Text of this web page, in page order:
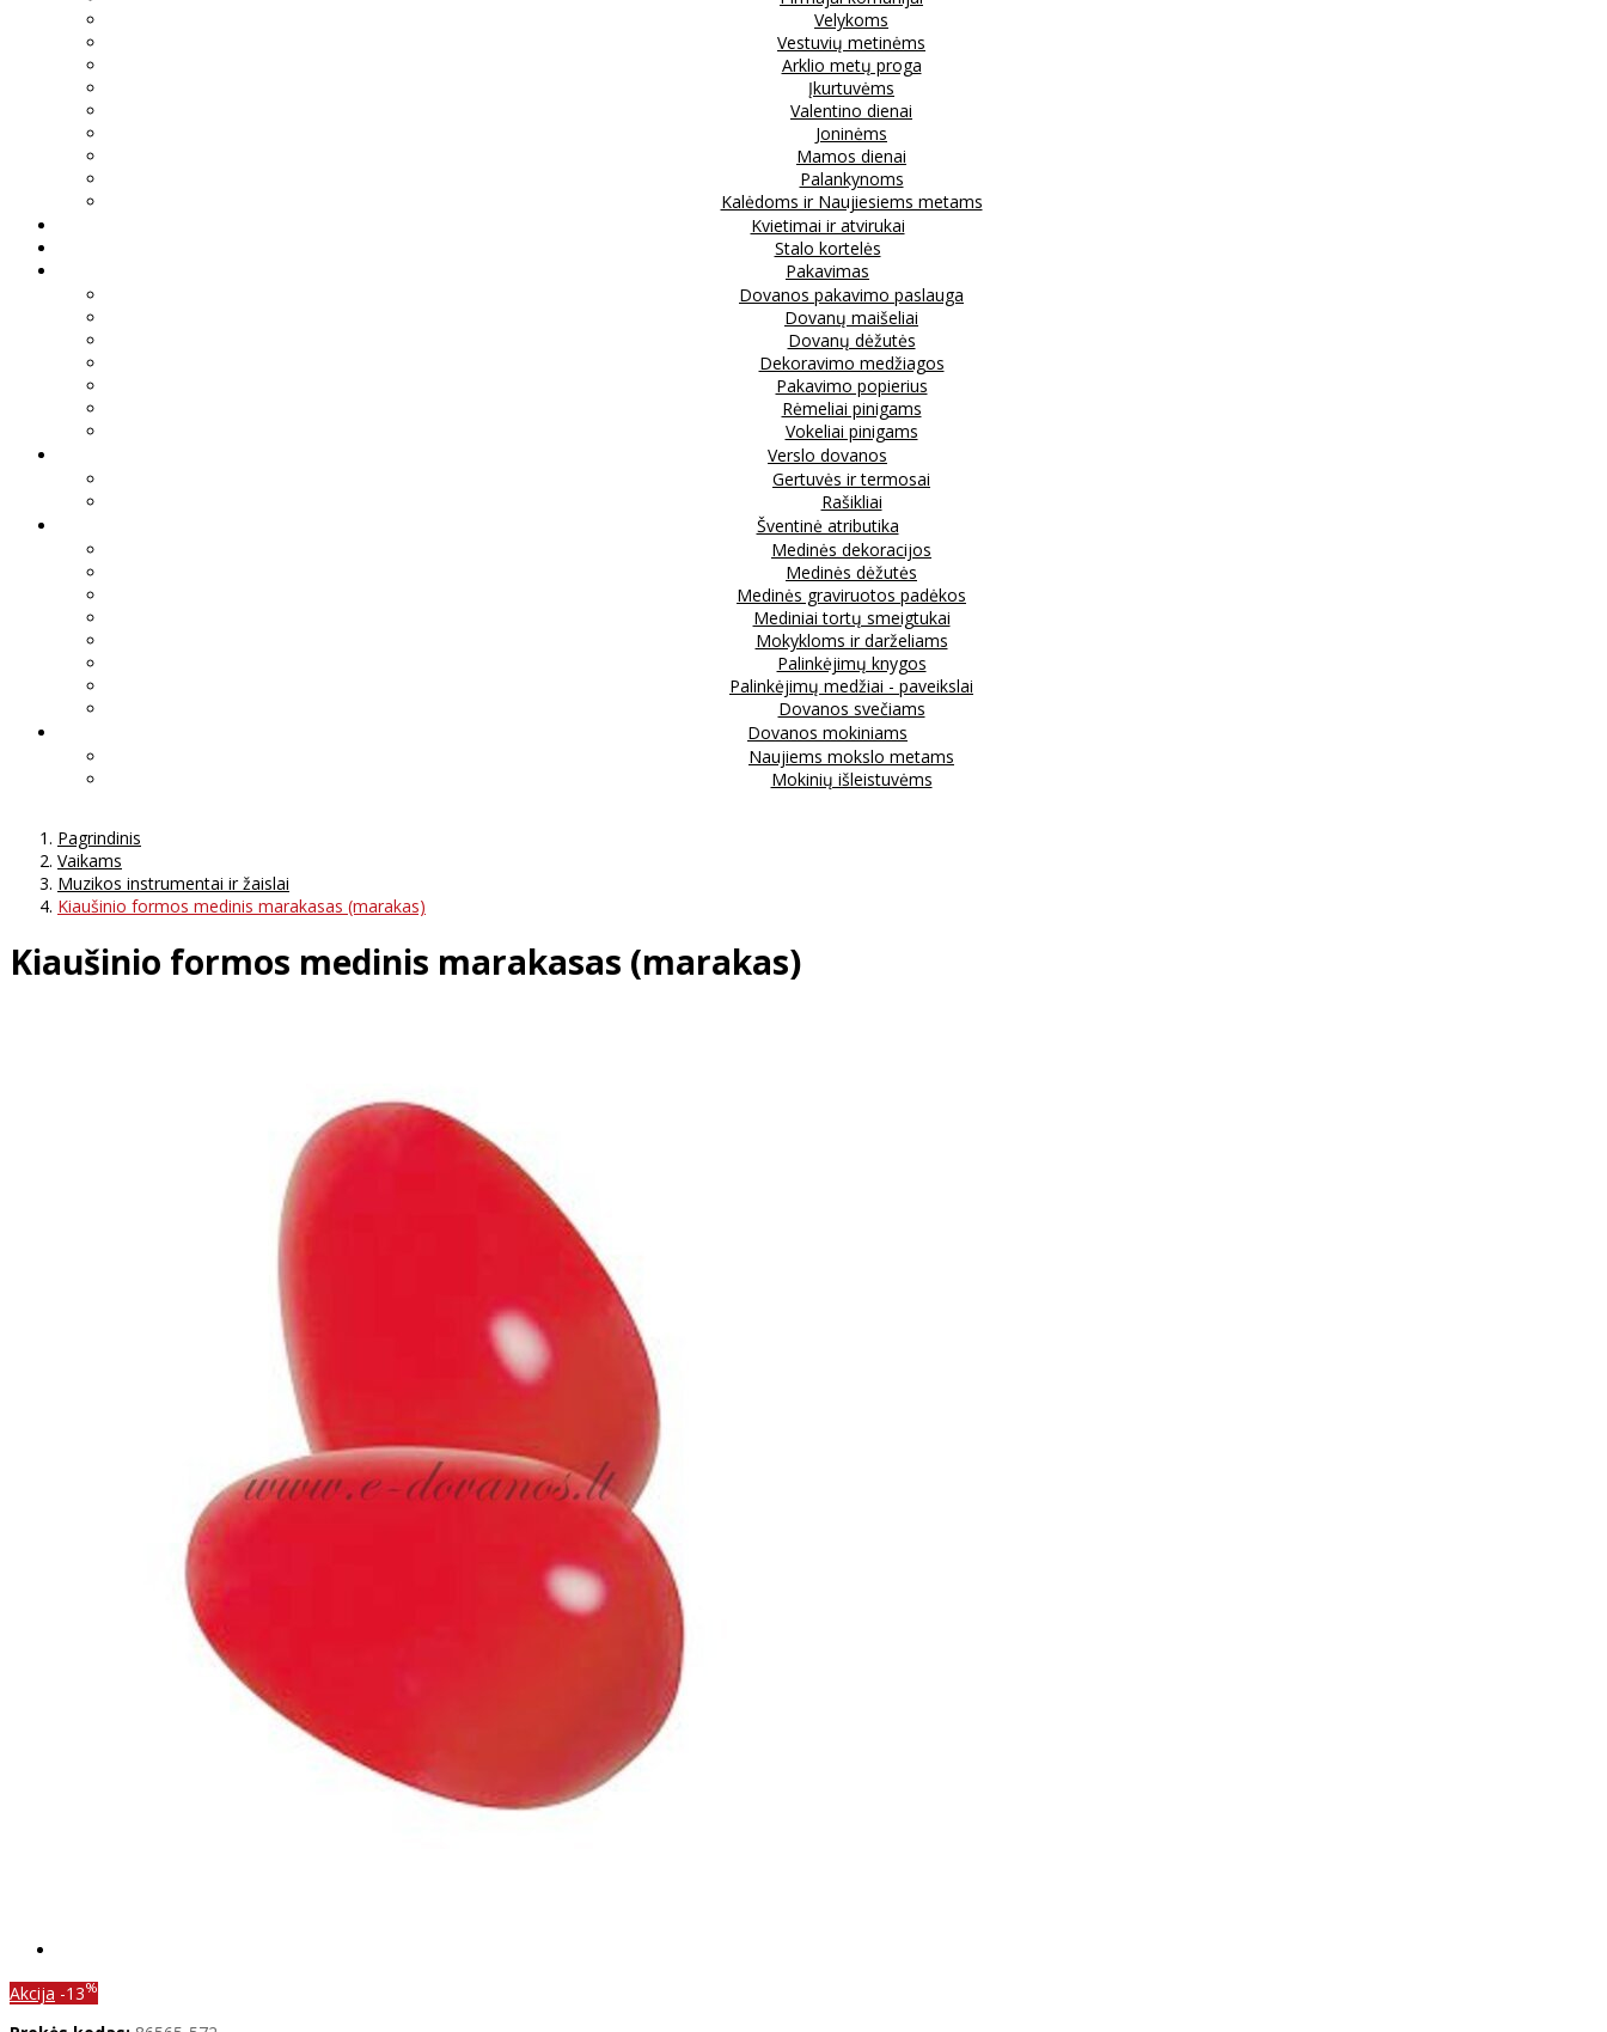
Velykoms
Vestuvių metinėms
Arklio metų proga
Įkurtuvėms
Valentino dienai
Joninėms
Mamos dienai
Palankynoms
Kalėdoms ir Naujiesiems metams
Kvietimai ir atvirukai
Stalo kortelės
Pakavimas
Dovanos pakavimo paslauga
Dovanų maišeliai
Dovanų dėžutės
Dekoravimo medžiagos
Pakavimo popierius
Rėmeliai pinigams
Vokeliai pinigams
Verslo dovanos
Gertuvės ir termosai
Rašikliai
Šventinė atributika
Medinės dekoracijos
Medinės dėžutės
Medinės graviruotos padėkos
Mediniai tortų smeigtukai
Mokykloms ir darželiams
Palinkėjimų knygos
Palinkėjimų medžiai - paveikslai
Dovanos svečiams
Dovanos mokiniams
Naujiems mokslo metams
Mokinių išleistuvėms
Pagrindinis
Vaikams
Muzikos instrumentai ir žaislai
Kiaušinio formos medinis marakasas (marakas)
Kiaušinio formos medinis marakasas (marakas)
Akcija -13%